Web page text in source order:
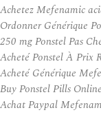
Achetez Mefenamic
Ordonner Générique
250 mg Ponstel Pas
Acheté Ponstel À Prix
Acheté Générique
Buy Ponstel Pills Online
Achat Paypal